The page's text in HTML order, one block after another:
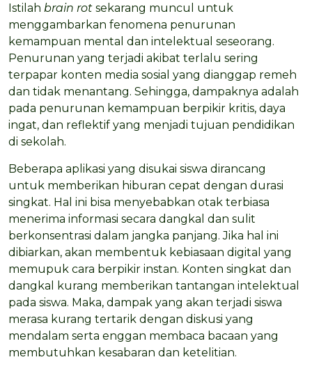
Istilah brain rot sekarang muncul untuk
menggambarkan fenomena penurunan
kemampuan mental dan intelektual seseorang.
Penurunan yang terjadi akibat terlalu sering
terpapar konten media sosial yang dianggap remeh
dan tidak menantang. Sehingga, dampaknya adalah
pada penurunan kemampuan berpikir kritis, daya
ingat, dan reflektif yang menjadi tujuan pendidikan
di sekolah.
Beberapa aplikasi yang disukai siswa dirancang
untuk memberikan hiburan cepat dengan durasi
singkat. Hal ini bisa menyebabkan otak terbiasa
menerima informasi secara dangkal dan sulit
berkonsentrasi dalam jangka panjang. Jika hal ini
dibiarkan, akan membentuk kebiasaan digital yang
memupuk cara berpikir instan. Konten singkat dan
dangkal kurang memberikan tantangan intelektual
pada siswa. Maka, dampak yang akan terjadi siswa
merasa kurang tertarik dengan diskusi yang
mendalam serta enggan membaca bacaan yang
membutuhkan kesabaran dan ketelitian.